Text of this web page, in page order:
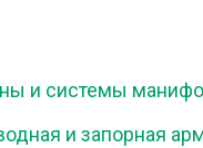
и системы
и запорная